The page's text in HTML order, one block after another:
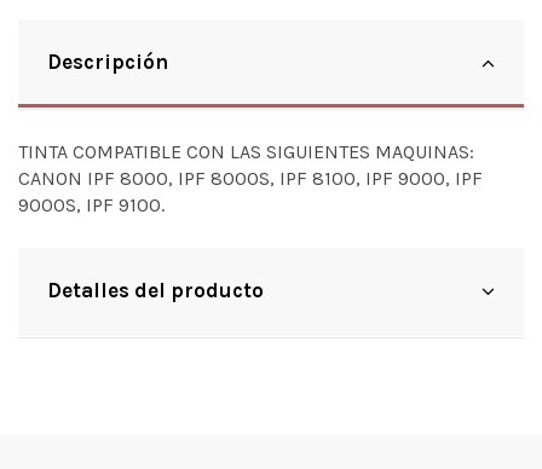
Descripción
TINTA COMPATIBLE CON LAS SIGUIENTES MAQUINAS:
CANON IPF 8000, IPF 8000S, IPF 8100, IPF 9000, IPF
9000S, IPF 9100.
Detalles del producto